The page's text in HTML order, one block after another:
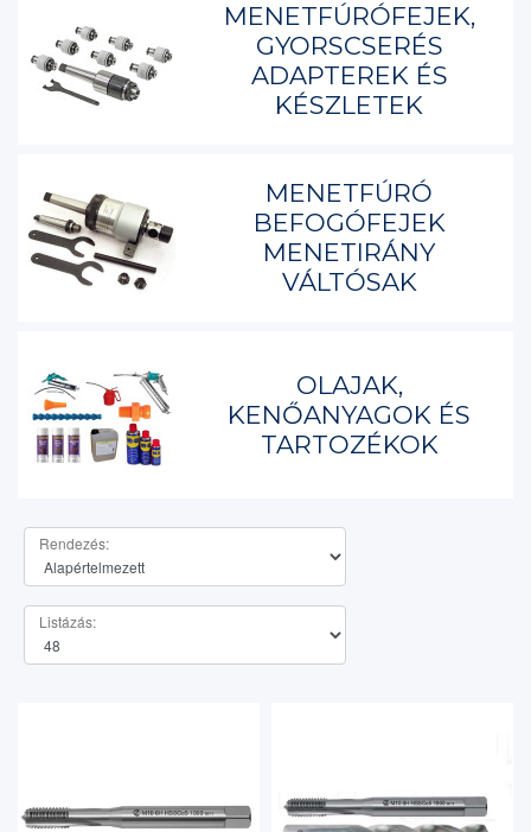
MENETFÚRÓFEJEK,
GYORSCSERÉS
ADAPTEREK ÉS
KÉSZLETEK
MENETFÚRÓ
BEFOGÓFEJEK
MENETIRÁNY
VÁLTÓSAK
OLAJAK,
KENŐANYAGOK ÉS
TARTOZÉKOK
Rendezés:
Listázás: